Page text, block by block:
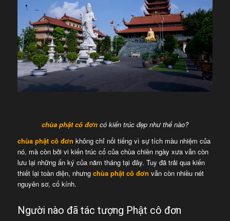
chùa phật cô đơn có kiến trúc đẹp như thế nào?
chùa phật cô đơn không chỉ nổi tiếng vì sự tích màu nhiệm của
nó, mà còn bởi vi kiến trúc cổ của chùa chiền ngày xưa vẫn còn
lưu lại những ấn ký của năm tháng tại đây. Tuy đã trải qua kiến
thiết lại toàn diện, nhưng chùa phật cô đơn vẫn còn nhiều nét
nguyên sơ, cổ kính.
Người nào đã tác tượng Phật cô đơn